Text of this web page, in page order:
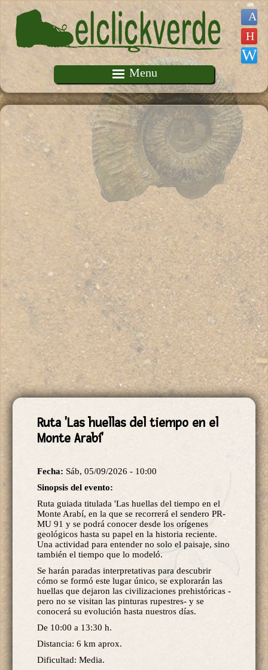
Pasar al contenido principal
Menu
Ruta 'Las huellas del tiempo en el
Monte Arabí'
Fecha: Sáb, 05/09/2026 - 10:00
Sinopsis del evento:
Ruta guiada titulada 'Las huellas del tiempo en el
Monte Arabí, en la que se recorrerá el sendero PR-
MU 91 y se podrá conocer desde los orígenes
geológicos hasta su papel en la historia reciente.
Una actividad para entender no solo el paisaje, sino
también el tiempo que lo modeló.
Se harán paradas interpretativas para descubrir
cómo se formó este lugar único, se explorarán las
huellas que dejaron las civilizaciones prehistóricas -
pero no se visitan las pinturas rupestres- y se
conocerá su evolución hasta nuestros días.
De 10:00 a 13:30 h.
Distancia: 6 km aprox.
Dificultad: Media.